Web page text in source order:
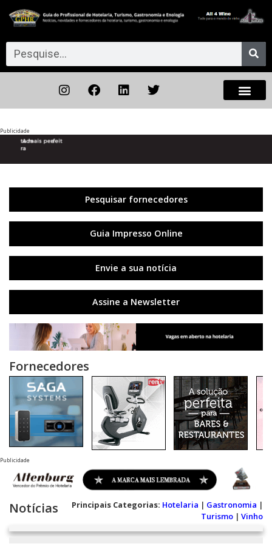
Publicidade
Pesquisar fornecedores
Guia Impresso Online
Envie a sua notícia
Assine a Newsletter
Fornecedores
Publicidade
Notícias Principais Categorias: Hotelaria | Gastronomia |
Turismo | Vinho